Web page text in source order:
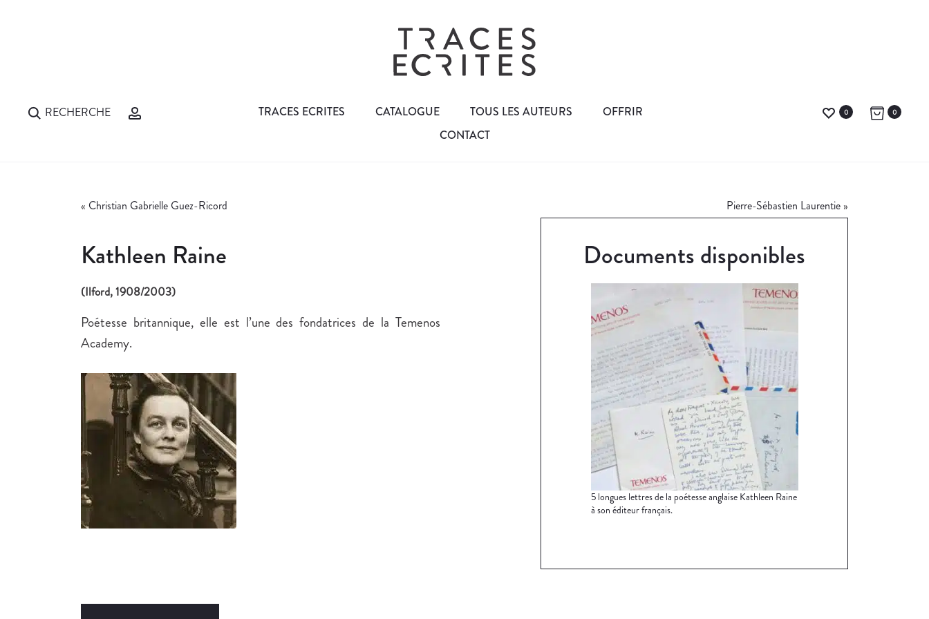
RECHERCHE TRACES ECRITES CATALOGUE TOUS LES AUTEURS
OFFRIR
CONTACT
0 0
« Christian Gabrielle Guez-Ricord Pierre-Sébastien Laurentie »
Kathleen Raine
(Ilford, 1908/2003)
Poétesse britannique, elle est l’une des fondatrices de la Temenos
Academy.
Documents disponibles
5 longues lettres de la poétesse anglaise Kathleen Raine
à son éditeur français.